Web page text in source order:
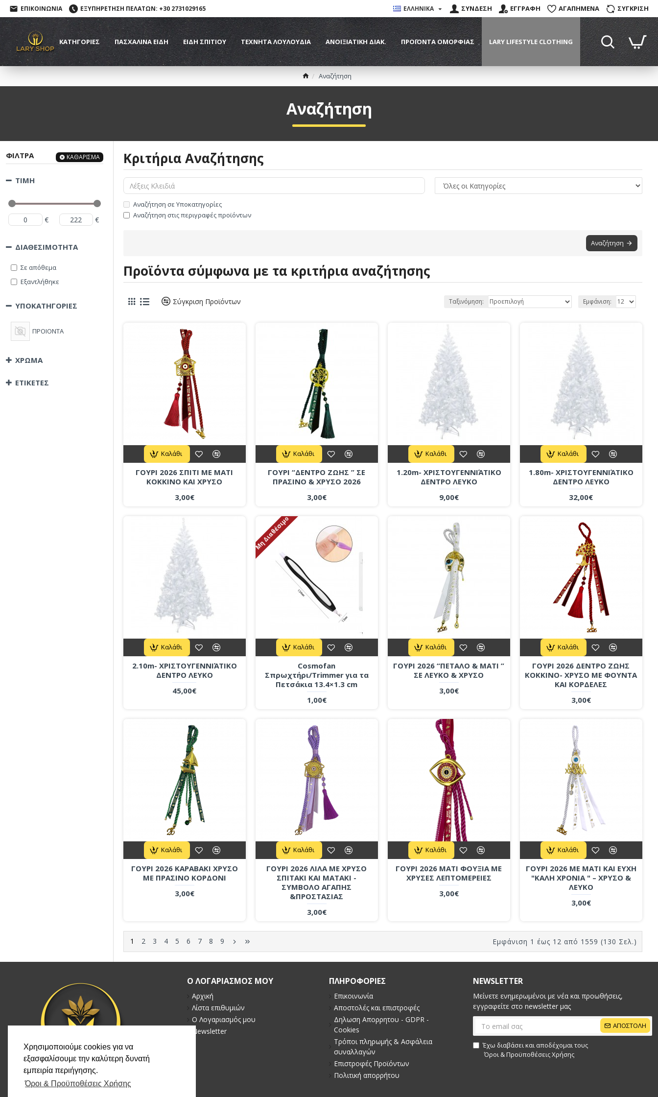
Χρησιμοποιούμε cookies για να
εξασφαλίσουμε την καλύτερη δυνατή
εμπειρία περιήγησης.
Όροι & Προϋποθέσεις Xρήσης
ΕΠΙΚΟΙΝΩΝΙΑ ΕΞΥΠΗΡΕΤΗΣΗ ΠΕΛΑΤΩΝ: +30 2731029165 ΕΛΛΗΝΙΚΆ ΣΥΝΔΕΣΗ ΕΓΓΡΑΦΗ ΑΓΑΠΗΜΕΝΑ ΣΥΓΚΡΙΣΗ
ΚΑΤΗΓΟΡΙΕΣ ΠΑΣΧΑΛΙΝΆ ΕΊΔΗ ΕΙΔΗ ΣΠΙΤΙΟΥ ΤΕΧΝΗΤΑ ΛΟΥΛΟΥΔΙΑ ΑΝΟΙΞΙΑΤΙΚΗ ΔΙΑΚ. ΠΡΟΪΌΝΤΑ ΟΜΟΡΦΙΆΣ LARY LIFESTYLE CLOTHING
Αναζήτηση
Αναζήτηση
ΦΙΛΤΡΑ ΚΑΘΑΡΙΣΜΑ
ΤΙΜΗ
€ €
ΥΠΟΚΑΤΗΓΟΡΙΕΣ
ΠΡΟΙΟΝΤΑ
ΧΡΩΜΑ
ΕΤΙΚΕΤΕΣ
ΔΙΑΘΕΣΙΜΟΤΗΤΑ
Σε απόθεμα
Εξαντλήθηκε
Κριτήρια Αναζήτησης
Αναζήτηση σε Υποκατηγορίες
Αναζήτηση στις περιγραφές προϊόντων
Αναζήτηση
Προϊόντα σύμφωνα με τα κριτήρια αναζήτησης
Σύγκριση Προϊόντων Ταξινόμηση: Εμφάνιση:
ΓΟΥΡΙ 2026 ΣΠΙΤΙ ΜΕ ΜΑΤΙ
ΚΟΚΚΙΝΟ ΚΑΙ ΧΡΥΣΟ
3,00€
Καλάθι
ΓΟΥΡΙ “ΔΕΝΤΡΟ ΖΩΗΣ ” ΣΕ
ΠΡΑΣΙΝΟ & ΧΡΥΣΟ 2026
3,00€
Καλάθι
1.20m- ΧΡΙΣΤΟΥΓΕΝΝΙΆΤΙΚΟ
ΔΕΝΤΡΟ ΛΕΥΚΟ
9,00€
Καλάθι
1.80m- ΧΡΙΣΤΟΥΓΕΝΝΙΆΤΙΚΟ
ΔΕΝΤΡΟ ΛΕΥΚΟ
32,00€
Καλάθι
2.10m- ΧΡΙΣΤΟΥΓΕΝΝΙΆΤΙΚΟ
ΔΕΝΤΡΟ ΛΕΥΚΟ
45,00€
Καλάθι
Μη Διαθέσιμο
Cosmofan
Σπρωχτήρι/Trimmer για τα
Πετσάκια 13.4×1.3 cm
1,00€
Καλάθι
ΓΟΥΡΙ 2026 “ΠΕΤΑΛΟ & ΜΑΤΙ ”
ΣΕ ΛΕΥΚΟ & ΧΡΥΣΟ
3,00€
Καλάθι
ΓΟΥΡΙ 2026 ΔΕΝΤΡΟ ΖΩΗΣ
ΚΟΚΚΙΝΟ- ΧΡΥΣΟ ΜΕ ΦΟΥΝΤΑ
ΚΑΙ ΚΟΡΔΕΛΕΣ
3,00€
Καλάθι
ΓΟΥΡΙ 2026 ΚΑΡΑΒΑΚΙ ΧΡΥΣΟ
ΜΕ ΠΡΑΣΙΝΟ ΚΟΡΔΟΝΙ
3,00€
Καλάθι
ΓΟΥΡΙ 2026 ΛΙΛΑ ΜΕ ΧΡΥΣΟ
ΣΠΙΤΑΚΙ ΚΑΙ ΜΑΤΑΚΙ -
ΣΥΜΒΟΛΟ ΑΓΑΠΗΣ
&ΠΡΟΣΤΑΣΙΑΣ
3,00€
Καλάθι
ΓΟΥΡΙ 2026 ΜΑΤΙ ΦΟΥΞΙΑ ΜΕ
ΧΡΥΣΕΣ ΛΕΠΤΟΜΕΡΕΙΕΣ
3,00€
Καλάθι
ΓΟΥΡΙ 2026 ΜΕ ΜΑΤΙ ΚΑΙ ΕΥΧΗ
"ΚΑΛΗ ΧΡΟΝΙΑ " – ΧΡΥΣΟ &
ΛΕΥΚΟ
3,00€
Καλάθι
1 2 3 4 5 6 7 8 9 Εμφάνιση 1 έως 12 από 1559 (130 Σελ.)
Ο ΛΟΓΑΡΙΑΣΜΟΣ ΜΟΥ
Αρχική
Λίστα επιθυμιών
Ο Λογαριασμός μου
Newsletter
ΠΛΗΡΟΦΟΡΙΕΣ
Επικοινωνία
Αποστολές και επιστροφές
Δηλωση Απορρητου - GDPR -
Cookies
Τρόποι πληρωμής & Ασφάλεια
συναλλαγών
Επιστροφές Προϊόντων
Πολιτική απορρήτου
NEWSLETTER
Μείνετε ενημερωμένοι με νέα και προωθήσεις,
εγγραφείτε στο newsletter μας
ΑΠΟΣΤΟΛΗ
Έχω διαβάσει και αποδέχομαι τους
Όροι & Προϋποθέσεις Xρήσης